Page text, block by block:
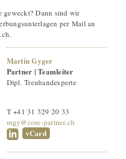
geweckt? Dann sind wir
per Mail an
Martin Gyger
Partner | Teamleiter
Dipl. Treuhandexperte
T +41 31 329 20 33
mgy@core-partner.ch
vCard